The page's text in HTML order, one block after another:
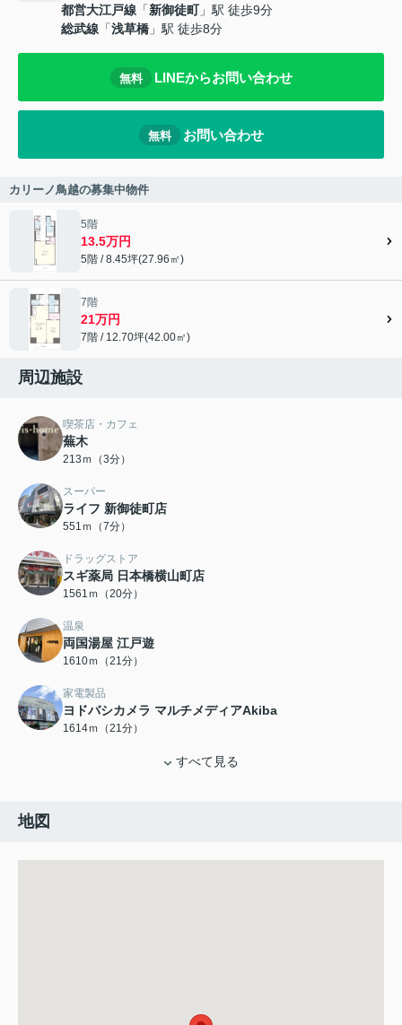
都営大江戸線 「新御徒町」駅 徒歩9分
総武線 「浅草橋 」駅 徒歩8分
無料 LINEからお問い合わせ
無料 お問い合わせ
カリーノ鳥越の募集中物件
5階
13.5万円
5階 / 8.45坪(27.96㎡)
7階
21万円
7階 / 12.70坪(42.00㎡)
周辺施設
喫茶店・カフェ
蕪木
213ｍ（3分）
スーパー
ライフ 新御徒町店
551ｍ（7分）
ドラッグストア
スギ薬局 日本橋横山町店
1561ｍ（20分）
温泉
両国湯屋 江戸遊
1610ｍ（21分）
家電製品
ヨドバシカメラ マルチメディアAkiba
1614ｍ（21分）
すべて見る
地図